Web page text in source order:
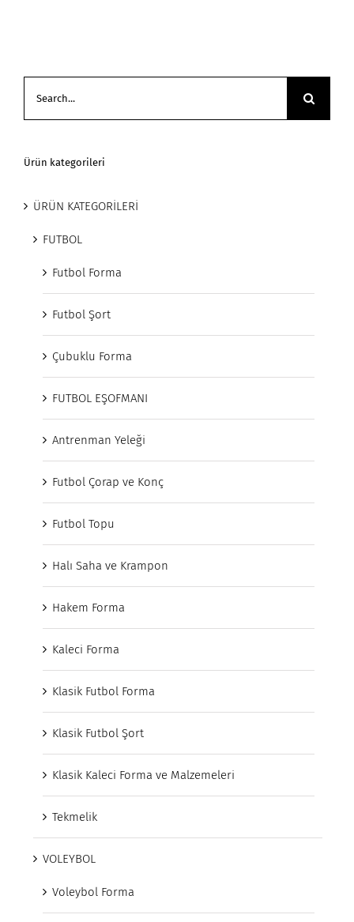
Ürün kategorileri
ÜRÜN KATEGORİLERİ
FUTBOL
Futbol Forma
Futbol Şort
Çubuklu Forma
FUTBOL EŞOFMANI
Antrenman Yeleği
Futbol Çorap ve Konç
Futbol Topu
Halı Saha ve Krampon
Hakem Forma
Kaleci Forma
Klasik Futbol Forma
Klasik Futbol Şort
Klasik Kaleci Forma ve Malzemeleri
Tekmelik
VOLEYBOL
Voleybol Forma